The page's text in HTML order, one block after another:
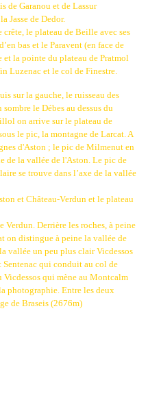
de Garanou et de Lassur
Jasse de Dedor.
le plateau de Beille avec ses
bas et le Paravent (en face de
et la pointe du plateau de Pratmol
Luzenac et le col de Finestre.
sur la gauche, le ruisseau des
le Débes au dessus du
on arrive sur le plateau de
le pic, la montagne de Larcat. A
d'Aston ; le pic de Milmenut en
de la vallée de l'Aston. Le pic de
se trouve dans l’axe de la vallée
et Château-Verdun et le plateau
Derrière les roches, à peine
on distingue à peine la vallée de
vallée un peu plus clair Vicdessos
Sentenac qui conduit au col de
Vicdessos qui mène au Montcalm
photographie. Entre les deux
de Braseis (2676m)